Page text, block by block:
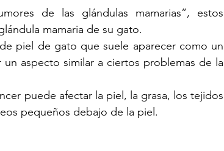
de las glándulas mamarias”, estos
mamaria de su gato.
piel de gato que suele aparecer como un
aspecto similar a ciertos problemas de la
puede afectar la piel, la grasa, los tejidos
pequeños debajo de la piel.